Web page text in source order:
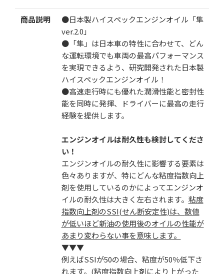
カートに追加する
お気に入りに追加
商品説明
●日本製ハイスペックエンジンオイル「隼
ver.2.0」
●「隼」は日本車の特性に合わせて、どん
な運転環境でも車両の最高パフォーマンス
を実現できるよう、研究開発された日本製
ハイスペックエンジンオイル！
●高速走行時にも優れた潤滑性能と密封性
能を同時に発揮、ドライバーに最高の走行
経験を提供します。
エンジンオイルは耐久性も検討してくださ
い！
エンジンオイルの耐久性に影響する要素は
色々ありますが、特にどんな粘度指数向上
剤を使用しているのかによってエンジンオ
イルの耐久性は大きく左右されます。 粘度
指数向上剤のSSI(せん断安定性)は、 数値
が低いほど新油の使用後のオイルの性能が
あまり変わらない事を意味します。
▼▼▼
例えばSSIが50の場合、粘度が50％低下さ
れます。(粘度指数向上剤により上がった